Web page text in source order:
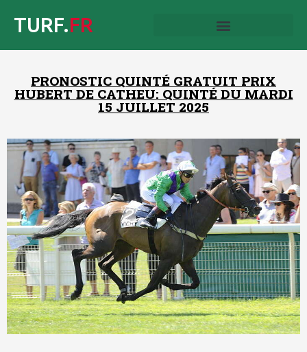
TURF.FR
PRONOSTIC QUINTÉ GRATUIT PRIX
HUBERT DE CATHEU: QUINTÉ DU MARDI
15 JUILLET 2025